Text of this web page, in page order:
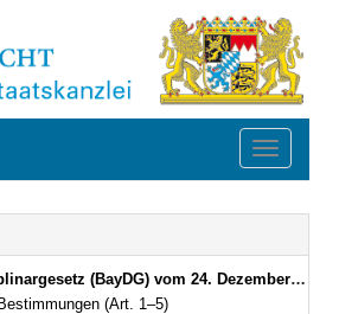
Toggle
vom 24. Dezember 2005 (GVBl. S. 665) BayRS 2031-1-1-F (Art. 1–78)
(Art. 1–5)